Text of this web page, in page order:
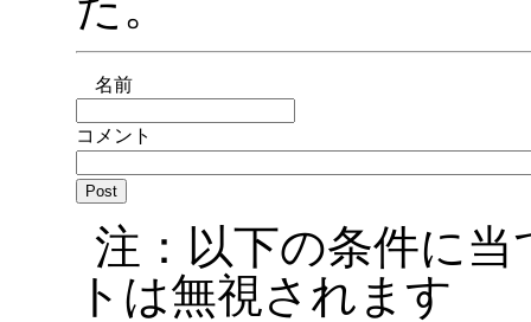
名前
コメント
注：以下の条件に
トは無視されます